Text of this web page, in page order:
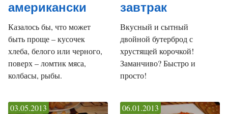
американски
Казалось бы, что может
быть проще – кусочек
хлеба, белого или черного,
поверх – ломтик мяса,
колбасы, рыбы.
завтрак
Вкусный и сытный
двойной бутерброд с
хрустящей корочкой!
Заманчиво? Быстро и
просто!
03.05.2013 06.01.2013